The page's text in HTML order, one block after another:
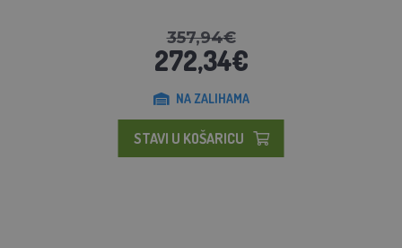
357,94€
272,34€
NA ZALIHAMA
STAVI U KOŠARICU